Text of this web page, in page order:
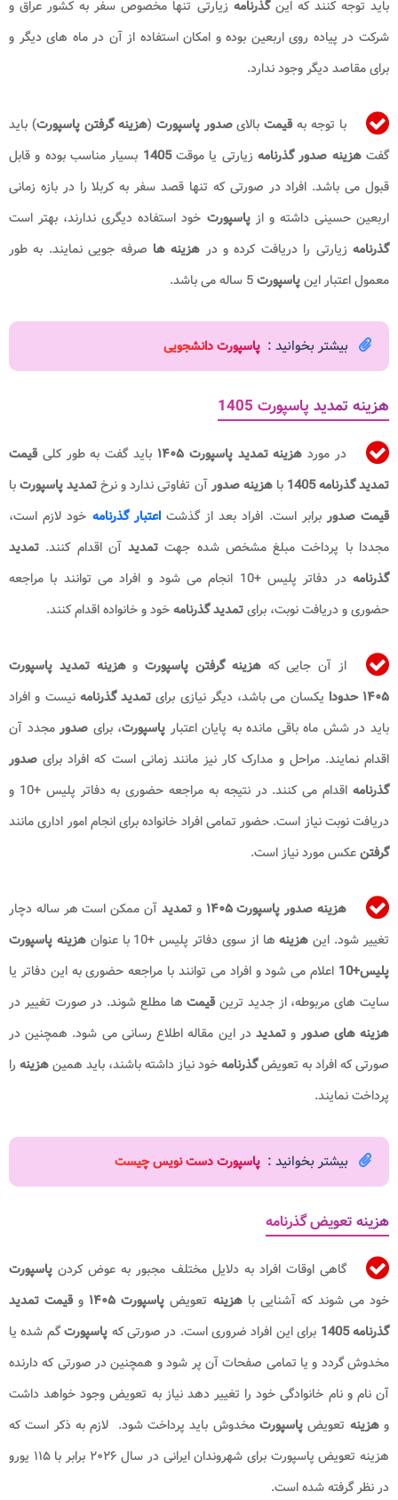
باید توجه کنند که اینگذرنامه زیارتی تنها مخصوص سفر به کشور عراق و
شرکت در پیاده روی اربعین بوده و امکان استفاده از آن در ماه های دیگر و
برای مقاصد دیگر وجود ندارد.
با توجه بهقیمتبالایصدور پاسپورت (هزینه گرفتن پاسپورت) باید
گفتهزینه صدور گذرنامهزیارتی یا موقت1405
بسیار مناسب بوده و قابل
قبول می باشد. افراد در صورتی که تنها قصد سفر به کربلا را در بازه زمانی
اربعین حسینی داشته و ازپاسپورت خود استفاده دیگری ندارند، بهتر است
گذرنامهزیارتی را دریافت کرده و در هزینه ها صرفه جویی نمایند. به طور
معمول اعتبار اینپاسپورت5 ساله می باشد.
بیشتر بخوانید : پاسپورت دانشجویی
هزینه تمدید پاسپورت 1405
در موردهزینه تمدید پاسپورت۱۴۰۵ باید گفت به طور کلیقیمت
تمدید گذرنامه 1405
باهزینه صدورآن تفاوتی ندارد و نرختمدید پاسپورتبا
قیمت صدوربرابر است. افراد بعد از گذشتاعتبار گذرنامه خود لازم است،
مجددا با پرداخت مبلغ مشخص شده جهتتمدیدآن اقدام کنند. تمدید
گذرنامه
در دفاتر پلیس +10 انجام می شود و افراد می توانند با مراجعه
حضوری و دریافت نوبت، برایتمدید گذرنامهخود و خانواده اقدام کنند.
از آن جایی کههزینه گرفتن پاسپورت وهزینه تمدید پاسپورت
۱۴۰۵ حدودا یکسان می باشد، دیگر نیازی برای تمدید گذرنامهنیست و افراد
باید در شش ماه باقی مانده به پایان اعتبار پاسپورت، برای صدورمجدد آن
اقدام نمایند. مراحل و مدارک کار نیز مانند زمانی است که افراد برای صدور
گذرنامه
اقدام می کنند. در نتیجه به مراجعه حضوری به دفاتر پلیس +10 و
دریافت نوبت نیاز است. حضور تمامی افراد خانواده برای انجام امور اداری مانند
گرفتنعکس مورد نیاز است.
هزینه صدور پاسپورت۱۴۰۵ وتمدید آن ممکن است هر ساله دچار
تغییر شود. این هزینه ها از سوی دفاتر پلیس +10 با عنوان
هزینه پاسپورت
پلیس+10
اعلام می شود و افراد می توانند با مراجعه حضوری به این دفاتر یا
سایت های مربوطه، از جدید ترینقیمت ها مطلع شوند. در صورت تغییر در
هزینه های صدور و تمدیددر این مقاله اطلاع رسانی می شود. همچنین در
صورتی که افراد به تعویضگذرنامهخود نیاز داشته باشند، باید همینهزینه را
پرداخت نمایند.
بیشتر بخوانید : پاسپورت دست نویس چیست
هزینه تعویض گذرنامه
گاهی اوقات افراد به دلایل مختلف مجبور به عوض کردن پاسپورت
خود می شوند که آشنایی باهزینه تعویض پاسپورت ۱۴۰۵ وقیمت تمدید
گذرنامه 1405
برای این افراد ضروری است. در صورتی که پاسپورتگم شده یا
مخدوش گردد و یا تمامی صفحات آن پر شود و همچنین در صورتی که دارنده
آن نام و نام خانوادگی خود را تغییر دهد نیاز به تعویض وجود خواهد داشت
وهزینه تعویض پاسپورتمخدوش باید پرداخت شود. لازم به ذکر است که
هزینه تعویض پاسپورت برای شهروندان ایرانی در سال ۲۰۲۶ برابر با ۱۱۵ یورو
در نظر گرفته شده است.